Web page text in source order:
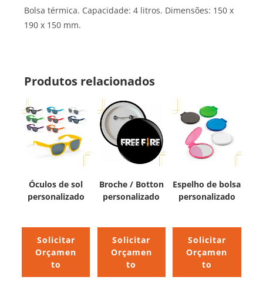
Bolsa térmica. Capacidade: 4 litros. Dimensões: 150 x
190 x 150 mm.
Produtos relacionados
Óculos de sol
personalizado
Solicitar
Orçamen
to
Broche / Botton
personalizado
Solicitar
Orçamen
to
Espelho de bolsa
personalizado
Solicitar
Orçamen
to